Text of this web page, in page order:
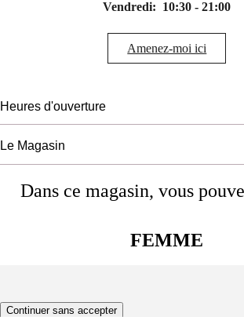
Vendredi: 10:30 - 21:00
Amenez-moi ici
Heures d'ouverture
Le Magasin
Dans ce magasin, vous
FEMME
Continuer sans accepter